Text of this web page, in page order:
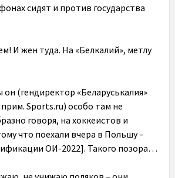
сидят и против государства
И жен туда. На «Белкалий», метлу
(гендиректор «Беларуськалия»
Sports.ru) особо там не
говоря, на хоккеистов и
что поехали вчера в Польшу –
ОИ-2022]. Такого позора…